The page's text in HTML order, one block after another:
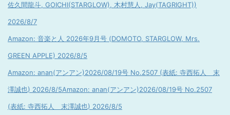
佐久間龍斗, GOICHI(STARGLOW), 木村慧人, Jay(TAGRIGHT))
2026/8/7
Amazon: 音楽と人 2026年9月号 (DOMOTO, STARGLOW, Mrs.
GREEN APPLE) 2026/8/5
Amazon: anan(アンアン)2026/08/19号 No.2507 (表紙: 寺西拓人 末
澤誠也) 2026/8/5Amazon: anan(アンアン)2026/08/19号 No.2507
(表紙: 寺西拓人 末澤誠也) 2026/8/5